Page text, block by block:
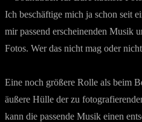
Ich beschäftige mich ja schon seit
mir passend erscheinenden Musik
Fotos. Wer das nicht mag oder
Eine noch größere Rolle als beim
äußere Hülle der zu
kann die passende Musik einen